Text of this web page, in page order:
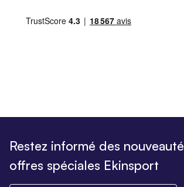
Restez informé des
offres spéciales Ekinsport